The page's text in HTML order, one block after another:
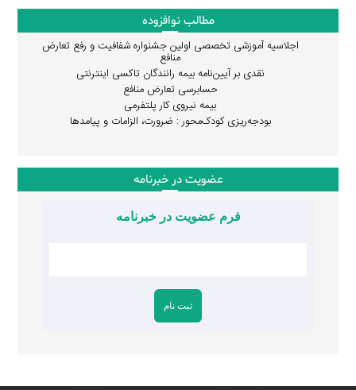
مطالب نوافزوده
اجلاسیه آموزشی تخصصی اولین جشنواره شفافیت و رفع تعارض
منافع
نقدی بر آیین‌نامه بیمه رانندگان تاکسی اینترنتی
حسابرسی تعارض منافع
بیمه نیروی کار پلتفرمی
بودجه‌ریزی کودک‌محور : ضرورت، الزامات و پیامدها
عضویت در خبرنامه
فرم عضویت در خبرنامه